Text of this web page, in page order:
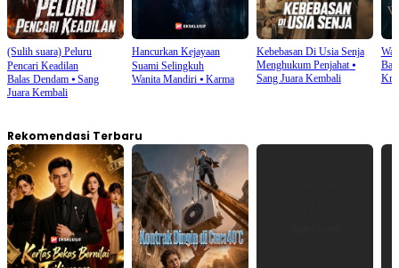
(Sulih suara) Peluru
Pencari Keadilan
Balas Dendam ⦁ Sang
Juara Kembali
Hancurkan Kejayaan
Suami Selingkuh
Wanita Mandiri⦁ Karma
Kebebasan Di Usia Senja
Menghukum Penjahat⦁
Sang Juara Kembali
Rekomendasi Terbaru